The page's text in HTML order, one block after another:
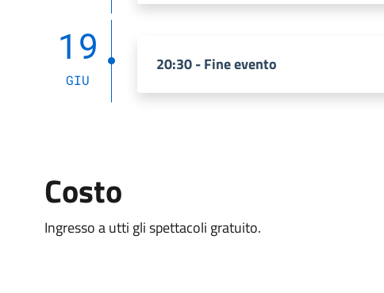
19
GIU
20:30 - Fine evento
Costo
Ingresso a utti gli spettacoli gratuito.